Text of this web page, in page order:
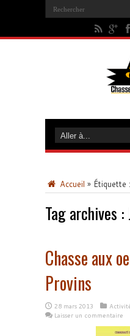
Accueil » Étiquette :
Tag archives :
Chasse aux
Provins
28 mars 2013
Laisser un commentaire